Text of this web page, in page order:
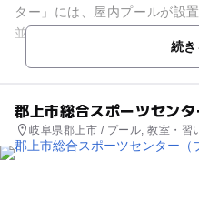
ター」には、屋内プールが設置されて
並ぶ25メートルプールと、幼
続
郡上市総合スポーツセンタ
岐阜県郡上市 / プール, 教室・習